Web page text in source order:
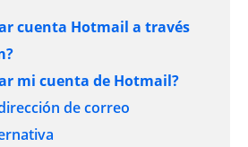
cuenta Hotmail a través
mi cuenta de Hotmail?
de correo